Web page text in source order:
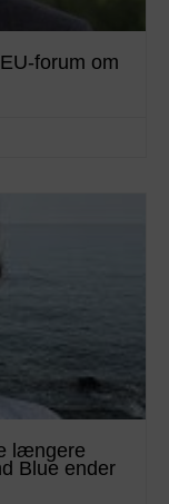
forum om
længere
Blue ender